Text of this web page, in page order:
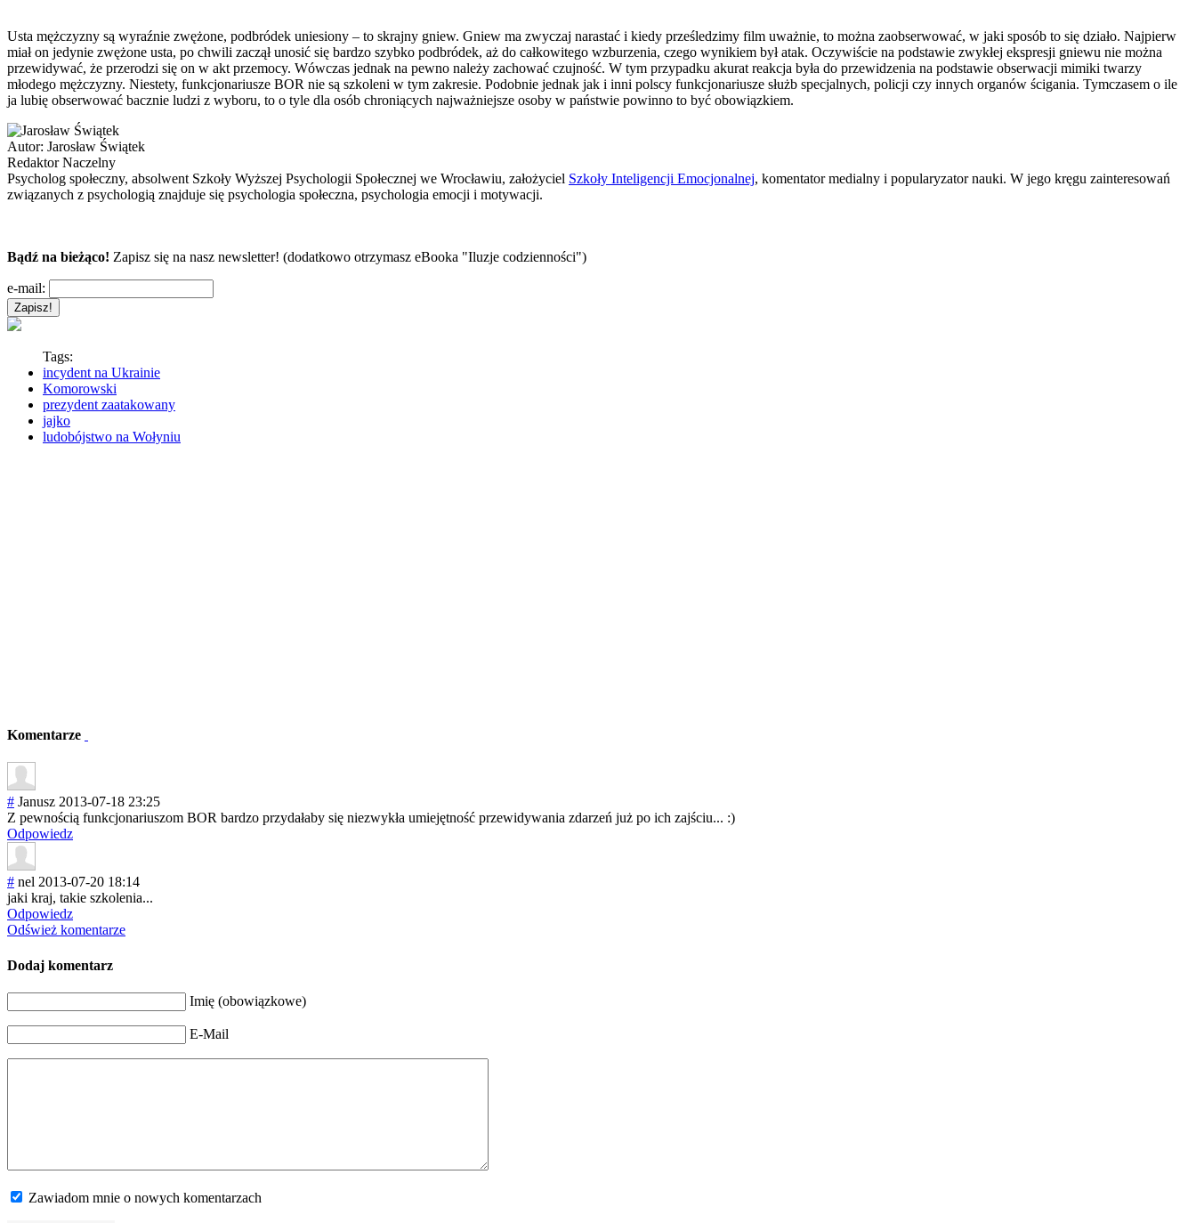
Usta mężczyzny są wyraźnie zwężone, podbródek uniesiony – to skrajny gniew. Gniew ma zwyczaj narastać i kiedy prześledzimy film uważnie, to można zaobserwować, w jaki sposób to się działo. Najpierw
miał on jedynie zwężone usta, po chwili zaczął unosić się bardzo szybko podbródek, aż do całkowitego wzburzenia, czego wynikiem był atak. Oczywiście na podstawie zwykłej ekspresji gniewu nie można
przewidywać, że przerodzi się on w akt przemocy. Wówczas jednak na pewno należy zachować czujność. W tym przypadku akurat reakcja była do przewidzenia na podstawie obserwacji mimiki twarzy
młodego mężczyzny. Niestety, funkcjonariusze BOR nie są szkoleni w tym zakresie. Podobnie jednak jak i inni polscy funkcjonariusze służb specjalnych, policji czy innych organów ścigania. Tymczasem o ile
ja lubię obserwować bacznie ludzi z wyboru, to o tyle dla osób chroniących najważniejsze osoby w państwie powinno to być obowiązkiem.
Autor: Jarosław Świątek
Redaktor Naczelny
Psycholog społeczny, absolwent Szkoły Wyższej Psychologii Społecznej we Wrocławiu, założyciel Szkoły Inteligencji Emocjonalnej, komentator medialny i popularyzator nauki. W jego kręgu zainteresowań
związanych z psychologią znajduje się psychologia społeczna, psychologia emocji i motywacji.
Bądź na bieżąco! Zapisz się na nasz newsletter! (dodatkowo otrzymasz eBooka "Iluzje codzienności")
e-mail:
Tags:
incydent na Ukrainie
Komorowski
prezydent zaatakowany
jajko
ludobójstwo na Wołyniu
Komentarze
# Janusz 2013-07-18 23:25
Z pewnością funkcjonariuszom BOR bardzo przydałaby się niezwykła umiejętność przewidywania zdarzeń już po ich zajściu... :)
Odpowiedz
# nel 2013-07-20 18:14
jaki kraj, takie szkolenia...
Odpowiedz
Odśwież komentarze
Dodaj komentarz
Imię (obowiązkowe)
E-Mail
Zawiadom mnie o nowych komentarzach